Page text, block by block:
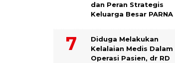
dan Peran Strategis
Keluarga Besar PARNA
Diduga Melakukan
Kelalaian Medis Dalam
Operasi Pasien, dr RD